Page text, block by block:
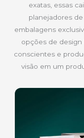
exatas, essas
planejadores
embalagens
opções de design
conscientes e
visão em um